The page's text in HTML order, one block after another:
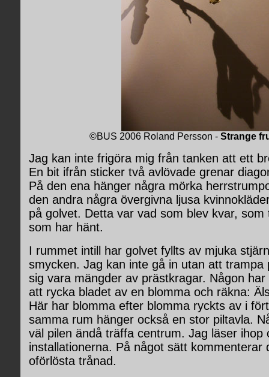
©BUS 2006 Roland Persson - Strange
Jag kan inte frigöra mig från tanken att ett
En bit ifrån sticker två avlövade grenar
På den ena hänger några mörka
den andra några övergivna ljusa
på golvet. Detta var vad som blev kvar, som
som har hänt.
I rummet intill har golvet fyllts av mjuka
smycken. Jag kan inte gå in utan att trampa
sig vara mängder av prästkragar. Någon
att rycka bladet av en blomma och räkna:
Här har blomma efter blomma ryckts av i
samma rum hänger också en stor piltavla.
väl pilen ändå träffa centrum. Jag läser ihop
installationerna. På något sätt kommenterar
oförlösta trånad.